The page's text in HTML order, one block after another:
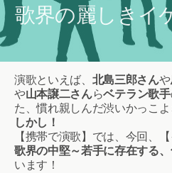
歌界の麗しきイ
演歌といえば、 北島三郎さんや
や山本譲二さんらベテラン歌手
た、慣れ親しんだ渋いかっこよ
しかし！
【携帯で演歌】では、今回、
歌界の中堅～若手に存在する
います！